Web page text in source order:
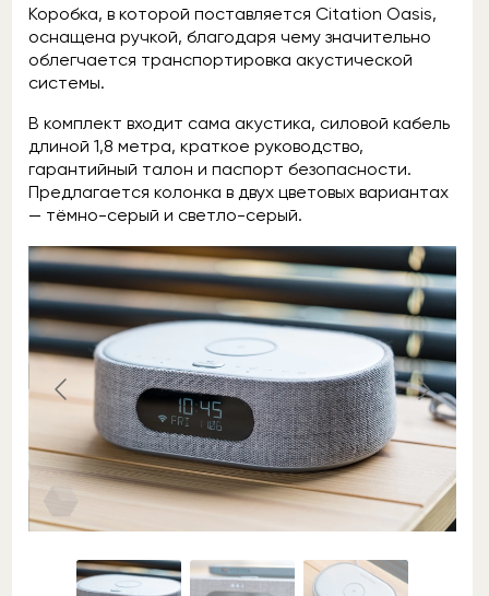
Коробка, в которой поставляется Citation Oasis,
оснащена ручкой, благодаря чему значительно
облегчается транспортировка акустической
системы.
В комплект входит сама акустика, силовой кабель
длиной 1,8 метра, краткое руководство,
гарантийный талон и паспорт безопасности.
Предлагается колонка в двух цветовых вариантах
— тёмно-серый и светло-серый.